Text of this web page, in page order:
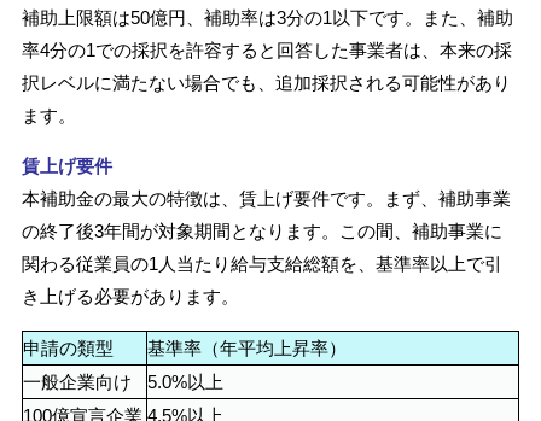
補助上限額は50億円、補助率は3分の1以下です。また、補助
率4分の1での採択を許容すると回答した事業者は、本来の採
択レベルに満たない場合でも、追加採択される可能性があり
ます。
賃上げ要件
本補助金の最大の特徴は、賃上げ要件です。まず、補助事業
の終了後3年間が対象期間となります。この間、補助事業に
関わる従業員の1人当たり給与支給総額を、基準率以上で引
き上げる必要があります。
申請の類型
基準率（年平均上昇率）
一般企業向け
5.0%以上
100億宣言企業 4.5%以上